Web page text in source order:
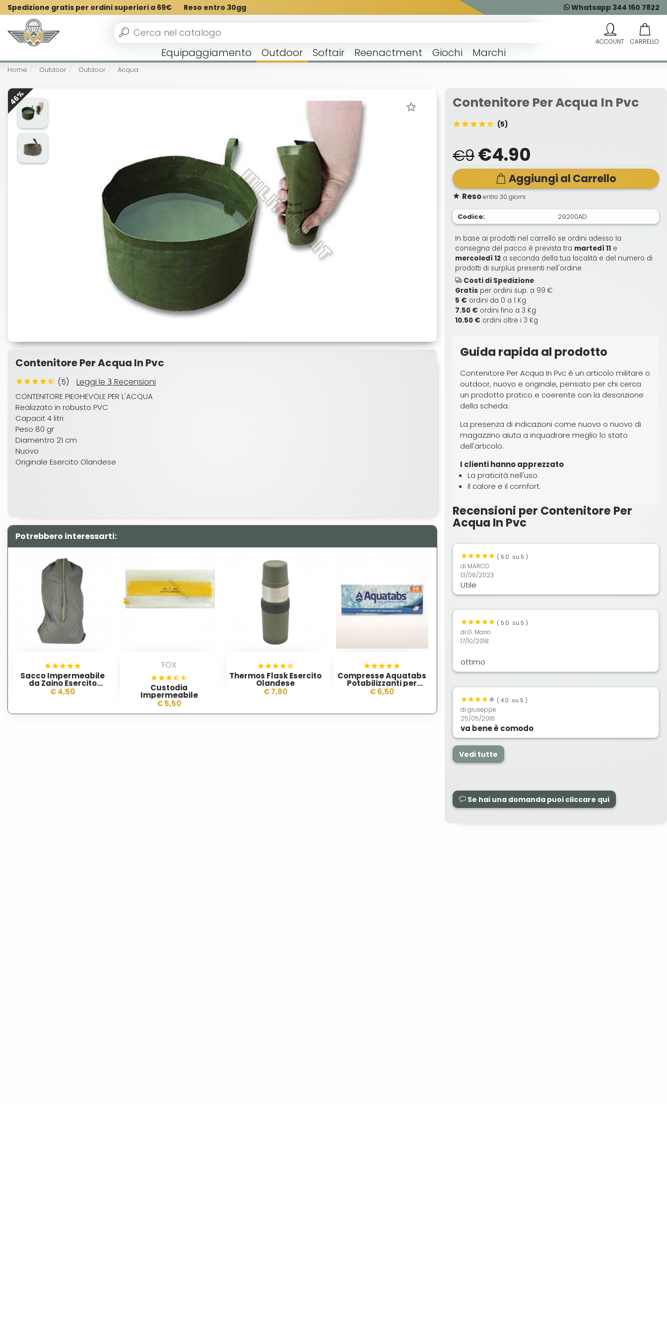
Spedizione gratis per ordini superiori a 69€ Reso entro 30gg Whatsapp 344 160 7822
Equipaggiamento Outdoor Softair Reenactment Giochi Marchi
Home Outdoor Outdoor Acqua
46%
Contenitore Per Acqua In Pvc
(5) Leggi le 3 Recensioni
CONTENITORE PIEGHEVOLE PER L'ACQUA
Realizzato in robusto PVC
Capacit 4 litri
Peso 80 gr
Diamentro 21 cm
Nuovo
Originale Esercito Olandese
Potrebbero interessarti:
Sacco Impermeabile
da Zaino Esercito
Inglese
€ 4,50
FOX
Custodia
Impermeabile
€ 5,50
Thermos Flask Esercito
Olandese
€ 7,90
Compresse Aquatabs
Potabilizzanti per
Acqua
€ 6,50
Contenitore Per Acqua In Pvc
(5)
€9€4.90
Aggiungi al Carrello
Resoentro 30 giorni
Codice: 29200AD
In base ai prodotti nel carrello se ordini adesso la
consegna del pacco è prevista tra martedì 11 e
mercoledì 12 a seconda della tua località e del numero di
prodotti di surplus presenti nell'ordine
Costi di Spedizione
Gratis per ordini sup. a 99 €
5 € ordini da 0 a 1 Kg
7.50 € ordini fino a 3 Kg
10.50 € ordini oltre i 3 Kg
Guida rapida al prodotto
Contenitore Per Acqua In Pvc è un articolo militare o
outdoor, nuovo e originale, pensato per chi cerca
un prodotto pratico e coerente con la descrizione
della scheda.
La presenza di indicazioni come nuovo o nuovo di
magazzino aiuta a inquadrare meglio lo stato
dell'articolo.
I clienti hanno apprezzato
La praticità nell'uso.
Il calore e il comfort.
Recensioni per Contenitore Per
Acqua In Pvc
( 5.0 su 5 )
di MARCO
13/06/2023
Utile
( 5.0 su 5 )
di G. Mario
17/10/2018
ottimo
( 4.0 su 5 )
di giuseppe
25/05/2016
va bene è comodo
Vedi tutte
Se hai una domanda puoi cliccare qui